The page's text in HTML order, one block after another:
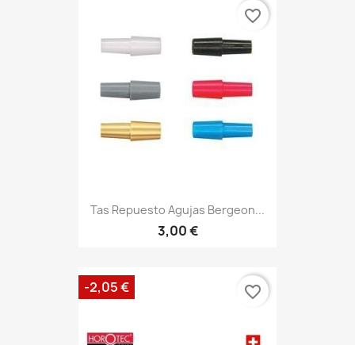
Tas Repuesto Agujas Bergeon...
3,00 €
favorite_border
-2,05 € favorite_border